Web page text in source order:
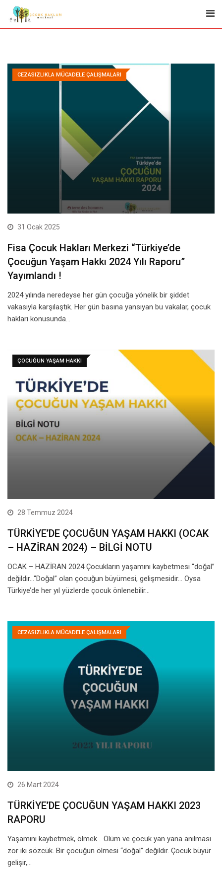
content
CEZASIZLIKLA MÜCADELE ÇALIŞMALARI
31 Ocak 2025
Fisa Çocuk Hakları Merkezi “Türkiye’de
Çocuğun Yaşam Hakkı 2024 Yılı Raporu”
Yayımlandı !
2024 yılında neredeyse her gün çocuğa yönelik bir şiddet
vakasıyla karşılaştık. Her gün basına yansıyan bu vakalar, çocuk
hakları konusunda…
ÇOCUĞUN YAŞAM HAKKI
28 Temmuz 2024
TÜRKİYE’DE ÇOCUĞUN YAŞAM HAKKI (OCAK
– HAZİRAN 2024) – BİLGİ NOTU
OCAK – HAZİRAN 2024 Çocukların yaşamını kaybetmesi “doğal”
değildir…“Doğal” olan çocuğun büyümesi, gelişmesidir… Oysa
Türkiye’de her yıl yüzlerde çocuk önlenebilir…
CEZASIZLIKLA MÜCADELE ÇALIŞMALARI
26 Mart 2024
TÜRKİYE’DE ÇOCUĞUN YAŞAM HAKKI 2023
RAPORU
Yaşamını kaybetmek, ölmek… Ölüm ve çocuk yan yana anılması
zor iki sözcük. Bir çocuğun ölmesi “doğal” değildir. Çocuk büyür
gelişir,…